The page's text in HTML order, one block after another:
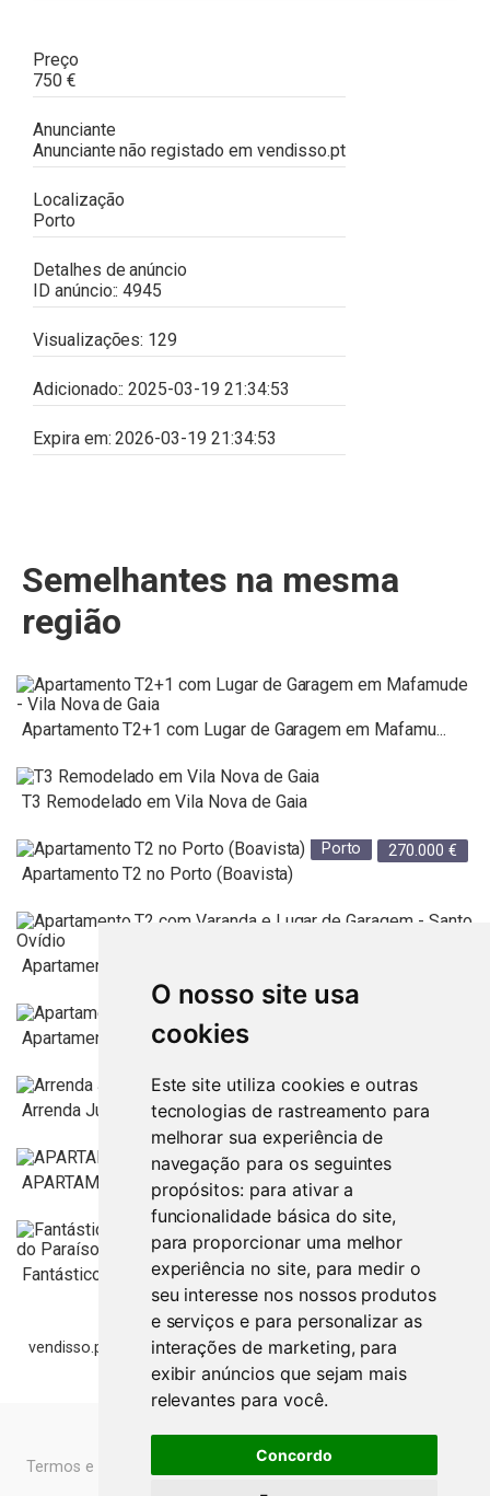
O nosso site usa
cookies
Este site utiliza cookies e outras
tecnologias de rastreamento para
melhorar sua experiência de
navegação para os seguintes
propósitos: para ativar a
funcionalidade básica do site,
para proporcionar uma melhor
experiência no site, para medir o
seu interesse nos nossos produtos
e serviços e para personalizar as
interações de marketing, para
exibir anúncios que sejam mais
relevantes para você.
Concordo
Preço
750 €
Anunciante
Anunciante não registado em vendisso.pt
Localização
Porto
Detalhes de anúncio
ID anúncio:: 4945
Visualizações: 129
Adicionado:: 2025-03-19 21:34:53
Expira em: 2026-03-19 21:34:53
Semelhantes na mesma
região
Apartamento T2+1 com Lugar de Garagem em Mafamu...
Porto 270.000 €
T3 Remodelado em Vila Nova de Gaia
Apartamento T2 no Porto (Boavista)
Apartamento T2 com Varanda e Lugar de Garagem -...
Porto 365.000
Apartamento T2 no Porto (Ramalde)
Porto
Arrenda Junto ao ISMAI
Porto
APARTAMENTO T2 NO PORTO (AV. DA BOAVISTA).
Porto 900
Fantástico T2 com Varanda e Lugar de Garagem em...
Porto
vendisso.pt Resultados T1 Palacio de Cristal
Termos e Condições Livro de Reclamações Online